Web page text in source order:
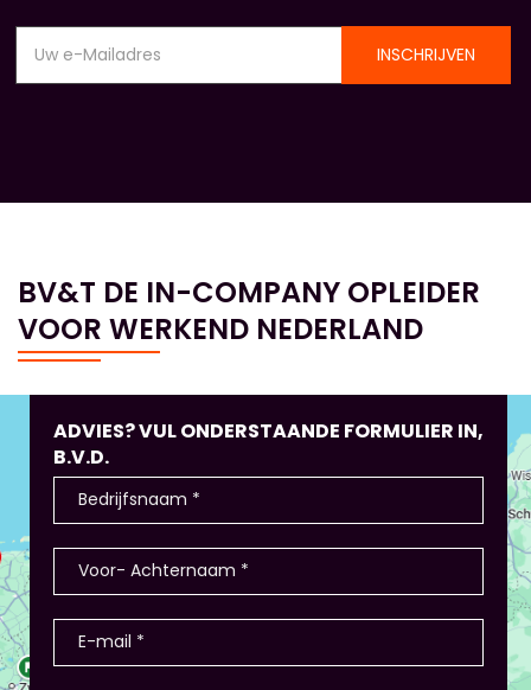
INSCHRIJVEN
BV&T DE IN-COMPANY OPLEIDER
VOOR WERKEND NEDERLAND
ADVIES? VUL ONDERSTAANDE FORMULIER IN,
B.V.D.